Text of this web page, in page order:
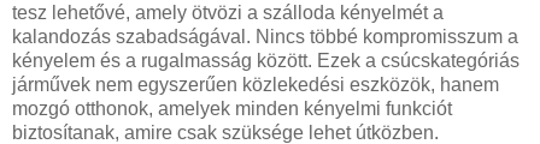
tesz lehetővé, amely ötvözi a szálloda kényelmét a
kalandozás szabadságával. Nincs többé kompromisszum a
kényelem és a rugalmasság között. Ezek a csúcskategóriás
járművek nem egyszerűen közlekedési eszközök, hanem
mozgó otthonok, amelyek minden kényelmi funkciót
biztosítanak, amire csak szüksége lehet útközben.